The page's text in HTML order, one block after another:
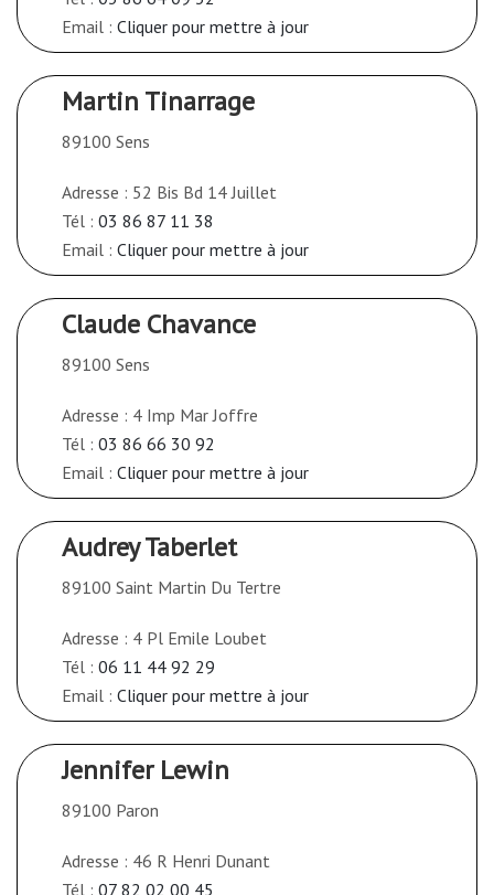
Email : Cliquer pour mettre à jour
Martin Tinarrage
89100 Sens
Adresse : 52 Bis Bd 14 Juillet
Tél : 03 86 87 11 38
Email : Cliquer pour mettre à jour
Claude Chavance
89100 Sens
Adresse : 4 Imp Mar Joffre
Tél : 03 86 66 30 92
Email : Cliquer pour mettre à jour
Audrey Taberlet
89100 Saint Martin Du Tertre
Adresse : 4 Pl Emile Loubet
Tél : 06 11 44 92 29
Email : Cliquer pour mettre à jour
Jennifer Lewin
89100 Paron
Adresse : 46 R Henri Dunant
Tél : 07 82 02 00 45